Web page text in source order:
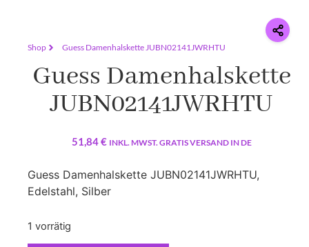
Shop Guess Damenhalskette JUBN02141JWRHTU
Guess Damenhalskette
JUBN02141JWRHTU
51,84€ INKL. MWST. GRATIS VERSAND IN DE
Guess Damenhalskette JUBN02141JWRHTU,
Edelstahl, Silber
1 vorrätig